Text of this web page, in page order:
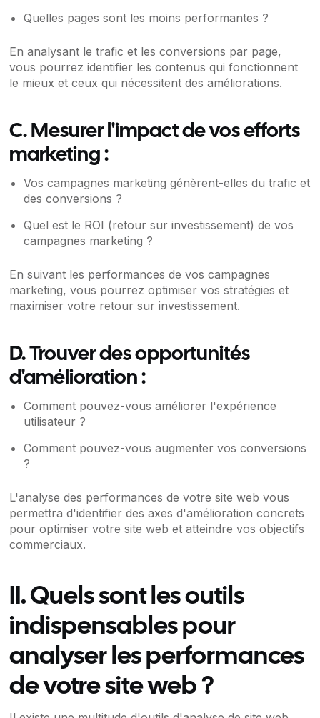
Quelles pages sont les moins performantes ?
En analysant le trafic et les conversions par page,
vous pourrez identifier les contenus qui fonctionnent
le mieux et ceux qui nécessitent des améliorations.
C. Mesurer l'impact de vos efforts
marketing :
Vos campagnes marketing génèrent-elles du trafic et
des conversions ?
Quel est le ROI (retour sur investissement) de vos
campagnes marketing ?
En suivant les performances de vos campagnes
marketing, vous pourrez optimiser vos stratégies et
maximiser votre retour sur investissement.
D. Trouver des opportunités
d'amélioration :
Comment pouvez-vous améliorer l'expérience
utilisateur ?
Comment pouvez-vous augmenter vos conversions
?
L'analyse des performances de votre site web vous
permettra d'identifier des axes d'amélioration concrets
pour optimiser votre site web et atteindre vos objectifs
commerciaux.
II. Quels sont les outils
indispensables pour
analyser les performances
de votre site web ?